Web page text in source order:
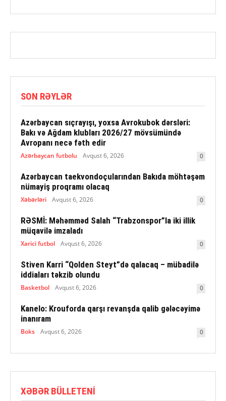
SON RƏYLƏR
Azərbaycan sıçrayışı, yoxsa Avrokubok dərsləri:
Bakı və Ağdam klubları 2026/27 mövsümündə
Avropanı necə fəth edir
Azərbaycan futbolu Avqust 6, 2026 0
Azərbaycan taekvondoçularından Bakıda möhtəşəm
nümayiş proqramı olacaq
Xəbərləri Avqust 6, 2026 0
RƏSMİ: Məhəmməd Salah “Trabzonspor”la iki illik
müqavilə imzaladı
Xarici futbol Avqust 6, 2026 0
Stiven Karri “Qolden Steyt”də qalacaq – mübadilə
iddiaları təkzib olundu
Basketbol Avqust 6, 2026 0
Kanelo: Krouforda qarşı revanşda qalib gələcəyimə
inanıram
Boks Avqust 6, 2026 0
XƏBƏR BÜLLETENI